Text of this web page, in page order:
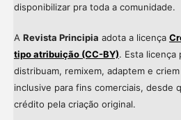
disponibilizar pra toda a comunidade.
A Revista Principia adota a licença
tipo atribuição (CC-BY). Esta
distribuam, remixem, adaptem e
inclusive para fins comerciais, desde
crédito pela criação original.